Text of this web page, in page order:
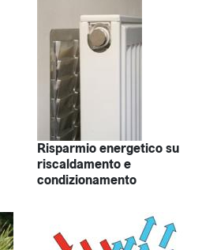
Risparmio energetico su
riscaldamento e
condizionamento